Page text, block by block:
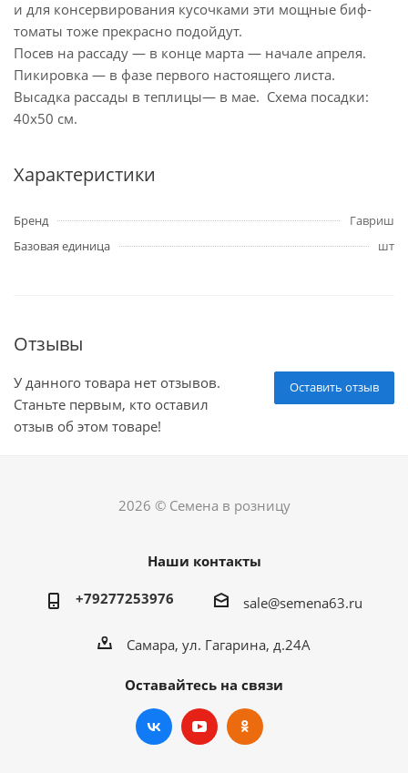
и для консервирования кусочками эти мощные биф-
томаты тоже прекрасно подойдут.
Посев на рассаду — в конце марта — начале апреля.
Пикировка — в фазе первого настоящего листа.
Высадка рассады в теплицы— в мае. Схема посадки:
40х50 см.
Характеристики
Бренд
Гавриш
Базовая единица
шт
Отзывы
Оставить отзыв
У данного товара нет отзывов.
Станьте первым, кто оставил
отзыв об этом товаре!
2026 © Семена в розницу
Наши контакты
+79277253976 sale@semena63.ru
Самара, ул. Гагарина, д.24А
Оставайтесь на связи